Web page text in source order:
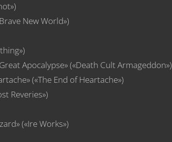
New World»)
Apocalypse» («Death Cult Armageddon»)
(«The End of Heartache»)
Reveries»)
(«Ire Works»)